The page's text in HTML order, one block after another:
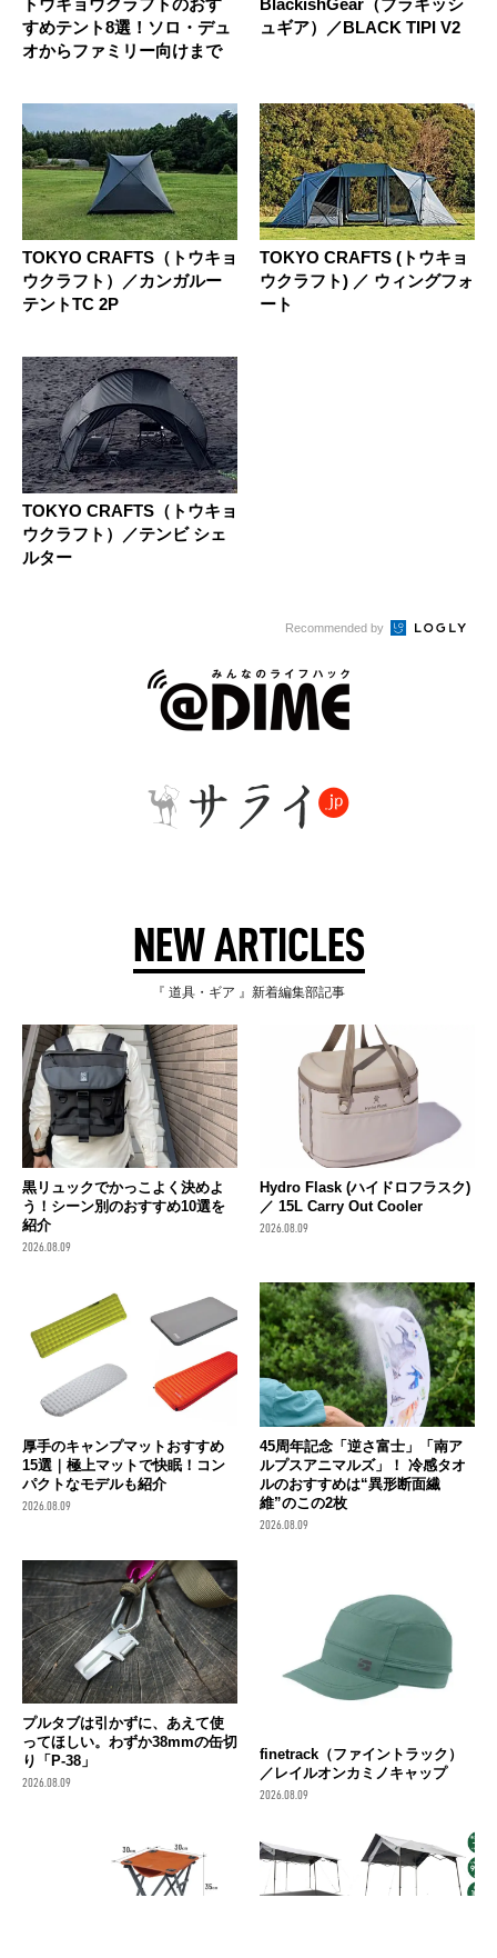
トウキョウクラフトのおす
すめテント8選！ソロ・デュ
オからファミリー向けまで
BlackishGear（ブラキッシ
ュギア）／BLACK TIPI V2
TOKYO CRAFTS（トウキョ
ウクラフト）／カンガルー
テントTC 2P
TOKYO CRAFTS (トウキョ
ウクラフト) ／ ウィングフォ
ート
TOKYO CRAFTS（トウキョ
ウクラフト）／テンビ シェ
ルター
Recommended by
NEW ARTICLES
『 道具・ギア 』新着編集部記事
黒リュックでかっこよく決めよ
う！シーン別のおすすめ10選を
紹介
2026.08.09
Hydro Flask (ハイドロフラスク)
／ 15L Carry Out Cooler
2026.08.09
厚手のキャンプマットおすすめ
15選｜極上マットで快眠！コン
パクトなモデルも紹介
2026.08.09
45周年記念「逆さ富士」「南ア
ルプスアニマルズ」！ 冷感タオ
ルのおすすめは“異形断面繊
維”のこの2枚
2026.08.09
プルタブは引かずに、あえて使
ってほしい。わずか38mmの缶切
り「P-38」
2026.08.09
finetrack（ファイントラック）
／レイルオンカミノキャップ
2026.08.09